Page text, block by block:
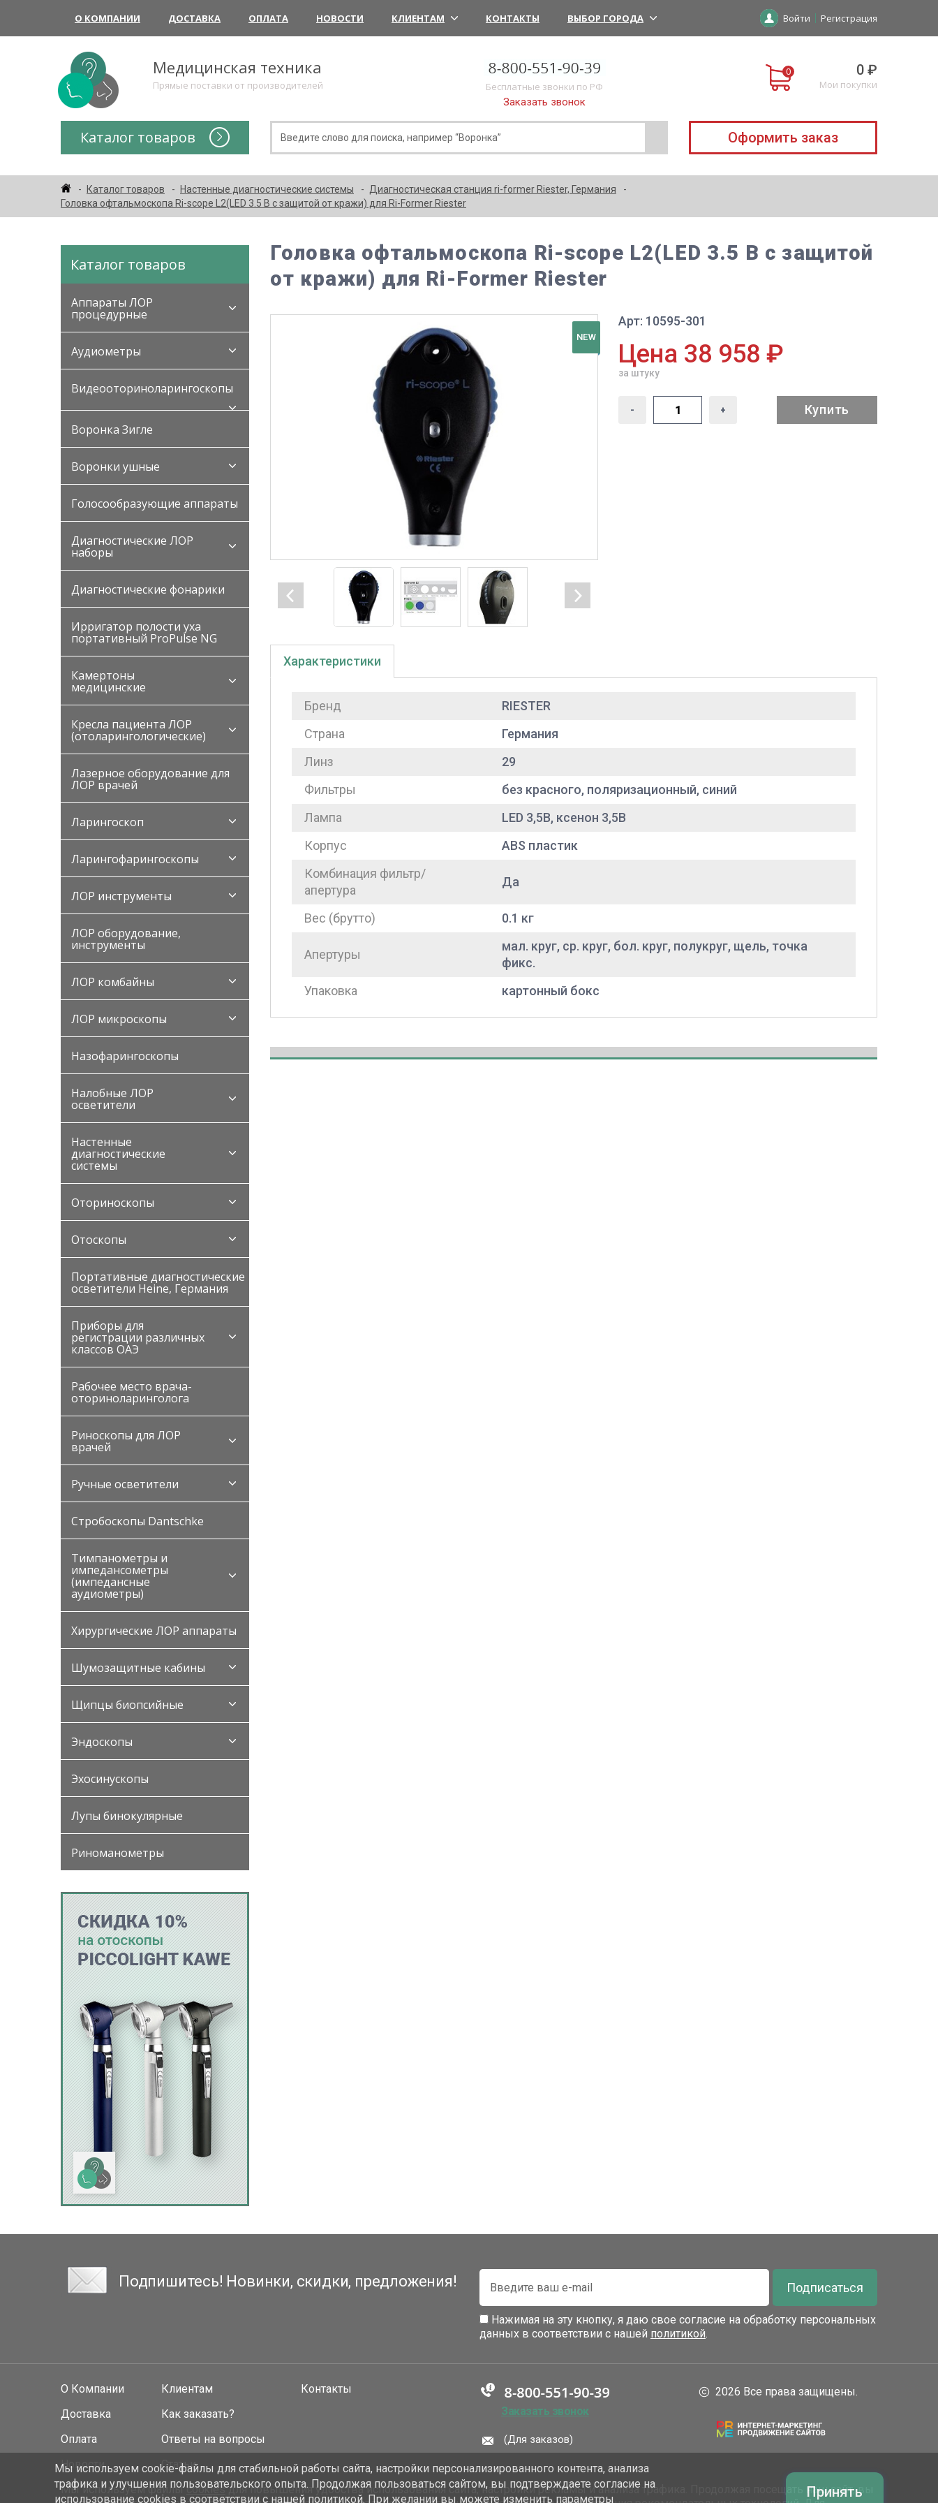
О КОМПАНИИ ДОСТАВКА ОПЛАТА НОВОСТИ КЛИЕНТАМ КОНТАКТЫ ВЫБОР ГОРОДА Войти Регистрация
Медицинская техника
Прямые поставки от производителей
Бесплатные звонки по РФ
Заказать звонок
0 ₽
Мои покупки
Каталог товаров Оформить заказ
Каталог товаров Настенные диагностические системы
Диагностическая станция ri-former Riester, Германия
Головка офтальмоскопа Ri-scope L2(LED 3.5 B с защитой от кражи) для Ri-Former Riester
Каталог товаров
Аппараты ЛОР
процедурные
Аудиометры
Видеооториноларингоскопы
Воронка Зигле
Воронки ушные
Голосообразующие аппараты
Диагностические ЛОР
наборы
Диагностические фонарики
Ирригатор полости уха
портативный ProPulse NG
Камертоны
медицинские
Кресла пациента ЛОР
(отоларингологические)
Лазерное оборудование для
ЛОР врачей
Ларингоскоп
Ларингофарингоскопы
ЛОР инструменты
ЛОР оборудование,
инструменты
ЛОР комбайны
ЛОР микроскопы
Назофарингоскопы
Налобные ЛОР
осветители
Настенные
диагностические
системы
Оториноскопы
Отоскопы
Портативные диагностические
осветители Heine, Германия
Приборы для
регистрации различных
классов ОАЭ
Рабочее место врача-
оториноларинголога
Риноскопы для ЛОР
врачей
Ручные осветители
Стробоскопы Dantschke
Тимпанометры и
импедансометры
(импедансные
аудиометры)
Хирургические ЛОР аппараты
Шумозащитные кабины
Щипцы биопсийные
Эндоскопы
Эхосинускопы
Лупы бинокулярные
Риноманометры
Головка офтальмоскопа Ri-scope L2(LED 3.5 B с защитой
от кражи) для Ri-Former Riester
NEW
Арт: 10595-301
Цена 38 958 ₽
за штуку
- + Купить
Характеристики
Бренд
RIESTER
Страна
Германия
Линз
29
Фильтры
без красного, поляризационный, синий
Лампа
LED 3,5В, ксенон 3,5В
Корпус
ABS пластик
Комбинация фильтр/
апертура
Да
Вес (брутто) 0.1 кг
Апертуры
мал. круг, ср. круг, бол. круг, полукруг, щель, точка
фикс.
Упаковка
картонный бокс
Подпишитесь! Новинки, скидки, предложения! Подписаться
Нажимая на эту кнопку, я даю свое согласие на обработку персональных
данных в соответствии с нашей политикой.
О Компании
Доставка
Оплата
Новости
Клиентам
Как заказать?
Ответы на вопросы
Статьи
Контакты
Заказать звонок
(Для заказов)
2026 Все права защищены.
Мы используем файлыcookiesдля повышения удобства использования сайта, настройки рекламы и анализа трафика. Продолжая посещать наш сайт, вы
Мы используем cookie-файлы для стабильной работы сайта, настройки персонализированного контента, анализа
трафика и улучшения пользовательского опыта. Продолжая пользоваться сайтом, вы подтверждаете согласие на
использование cookies в соответствии с нашей политикой. При желании вы можете изменить параметры Принять